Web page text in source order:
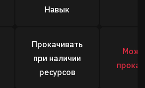
Навык
Прокачивать
при наличии
ресурсов